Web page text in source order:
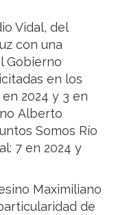
Vidal, del
con una
Gobierno
en los
2024 y 3 en
Alberto
Somos Río
7 en 2024 y
Maximiliano
de